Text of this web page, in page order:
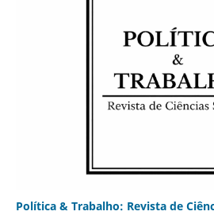
Política & Trabalho: Revista de